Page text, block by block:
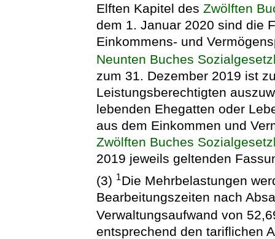
Elften Kapitel desZwölften
dem 1. Januar 2020 sind die
Einkommens- und
Neunten Buches
zum 31. Dezember 2019 ist
Leistungsberechtigten
lebenden Ehegatten oder
aus dem Einkommen und
Zwölften Buches
2019 jeweils geltenden
(3) 1Die Mehrbelastungen
Bearbeitungszeiten nach
Verwaltungsaufwand von
entsprechend den tariflichen